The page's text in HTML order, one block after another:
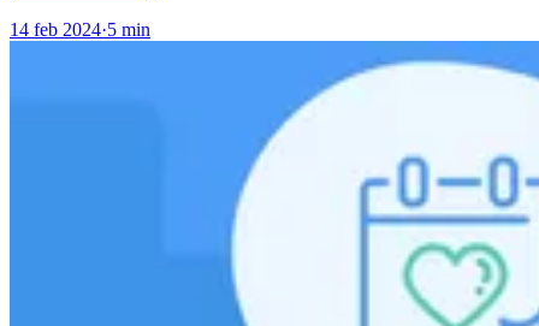
14 feb 2024·5 min